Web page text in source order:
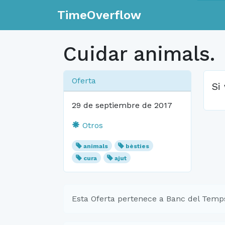
TimeOverflow
Cuidar animals.
Oferta
29 de septiembre de 2017
Otros
animals
bèsties
cura
ajut
Si
Esta Oferta pertenece a Banc del